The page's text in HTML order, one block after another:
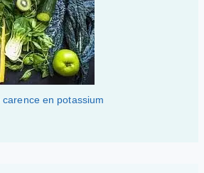
carence en potassium